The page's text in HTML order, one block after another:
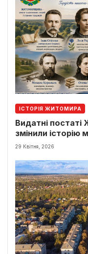
ІСТОРІЯ ЖИТОМИРА
Видатні
змінили історію
29 Квітня, 2026